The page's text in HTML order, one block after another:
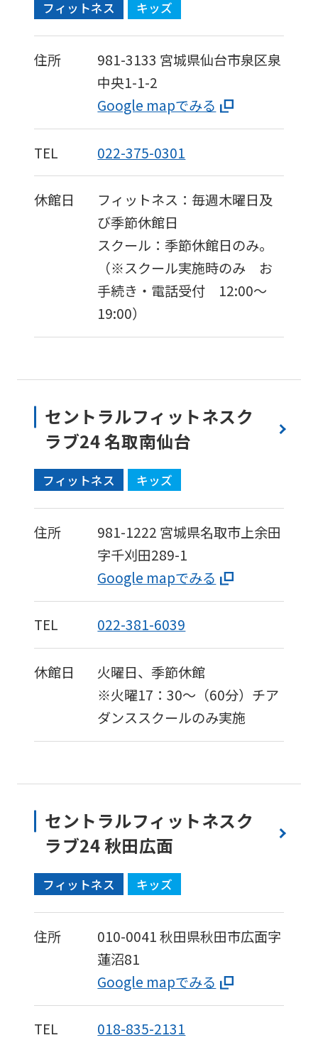
フィットネス キッズ
住所 981-3133 宮城県仙台市泉区泉
中央1-1-2
Google mapでみる
TEL 022-375-0301
休館日
フィットネス：毎週木曜日及
び季節休館日
スクール：季節休館日のみ。
（※スクール実施時のみ お
手続き・電話受付 12:00～
19:00）
セントラルフィットネスク
ラブ24 名取南仙台
フィットネス キッズ
住所 981-1222 宮城県名取市上余田
字千刈田289-1
Google mapでみる
TEL 022-381-6039
休館日
火曜日、季節休館
※火曜17：30〜（60分）チア
ダンススクールのみ実施
セントラルフィットネスク
ラブ24 秋田広面
フィットネス キッズ
住所 010-0041秋田県秋田市広面字
蓮沼81
Google mapでみる
TEL 018-835-2131
version
of
this
will
be
translated
mechanically,
so
it
may
not
be
accurate
The
may
differ
from
the
original
content.
We
ask
that
you
fully
understand
this
before
using
service.
Automatic